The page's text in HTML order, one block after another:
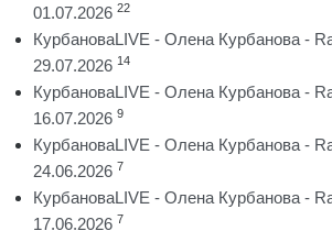
01.07.2026 22
КурбановаLIVE - Олена Курбанова -
29.07.2026 14
КурбановаLIVE - Олена Курбанова -
16.07.2026 9
КурбановаLIVE - Олена Курбанова -
24.06.2026 7
КурбановаLIVE - Олена Курбанова -
17.06.2026 7